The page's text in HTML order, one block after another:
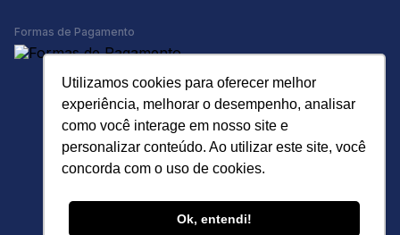
Utilizamos cookies para oferecer melhor
experiência, melhorar o desempenho, analisar
como você interage em nosso site e
personalizar conteúdo. Ao utilizar este site, você
concorda com o uso de cookies.
Ok, entendi!
Formas de Pagamento
R. Trimonte, 151 - Vila Santa Clara, São Paulo - SP, 03274-
Tecnologia